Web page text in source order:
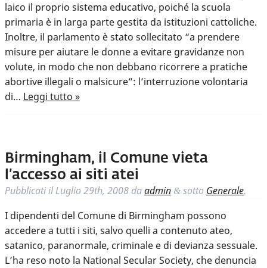
laico il proprio sistema educativo, poiché la scuola
primaria è in larga parte gestita da istituzioni cattoliche.
Inoltre, il parlamento è stato sollecitato “a prendere
misure per aiutare le donne a evitare gravidanze non
volute, in modo che non debbano ricorrere a pratiche
abortive illegali o malsicure”: l’interruzione volontaria
di… Leggi tutto »
Birmingham, il Comune vieta
l’accesso ai siti atei
Pubblicati ilLuglio 29th, 2008 daadmin & sotto Generale.
I dipendenti del Comune di Birmingham possono
accedere a tutti i siti, salvo quelli a contenuto ateo,
satanico, paranormale, criminale e di devianza sessuale.
L’ha reso noto la National Secular Society, che denuncia